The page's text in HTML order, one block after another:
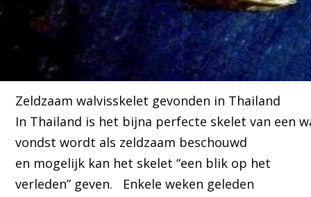
Zeldzaam walvisskelet gevonden in Thailand
In Thailand is het bijna perfecte skelet van een
vondst wordt als zeldzaam beschouwd
en mogelijk kan het skelet “een blik op het
verleden” geven. Enkele weken geleden